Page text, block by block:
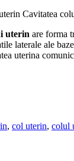
Cavitatea
uterin are forma
laterale ale
uterina
, col uterin, colul